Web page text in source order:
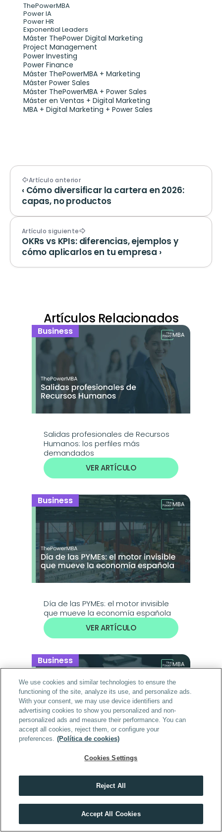
ThePowerMBA
Power IA
Power HR
Exponential Leaders
Máster ThePower Digital Marketing
Project Management
Power Investing
Power Finance
Máster ThePowerMBA + Marketing
Máster Power Sales
Máster ThePowerMBA + Power Sales
Máster en Ventas + Digital Marketing
MBA + Digital Marketing + Power Sales
Artículo anterior
‹ Cómo diversificar la cartera en 2026:
capas, no productos
Artículo siguiente
OKRs vs KPIs: diferencias, ejemplos y
cómo aplicarlos en tu empresa ›
Artículos Relacionados
Business
Salidas profesionales de Recursos
Humanos: los perfiles más
demandados
VER ARTÍCULO
Business
Día de las PYMEs: el motor invisible
que mueve la economía española
VER ARTÍCULO
Business
Las 6 campañas de marketing de
VER ARTÍCULO
Business
HACER TEST
We use cookies and similar technologies to ensure the
functioning of the site, analyze its use, and personalize ads.
With your consent, we may use device identifiers and
advertising cookies to show you personalized and non-
personalized ads and measure their performance. You can
accept all cookies, reject them, or configure your
preferences. (Política de cookies)
Cookies Settings
Reject All
Accept All Cookies